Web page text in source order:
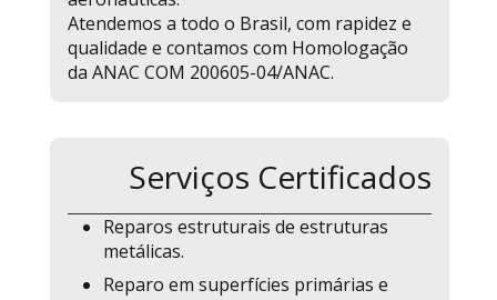
Atendemos a todo o Brasil, com rapidez e
qualidade e contamos com Homologação
da ANAC COM 200605-04/ANAC.
Serviços Certificados
Reparos estruturais de estruturas
metálicas.
Reparo em superfícies primárias e